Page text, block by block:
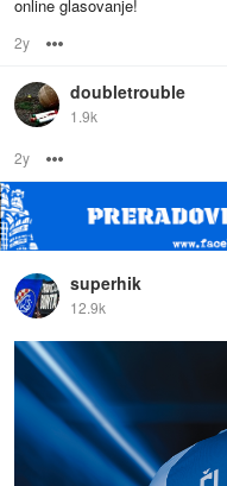
online glasovanje!
2y
doubletrouble
1.9k
2y
superhik
12.9k